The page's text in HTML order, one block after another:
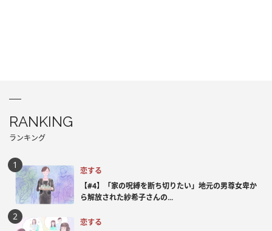
RANKING
ランキング
恋する
【#4】「家の呪縛を断ち切りたい」地元の男尊女卑か
ら解放された紗希子さんの...
恋する